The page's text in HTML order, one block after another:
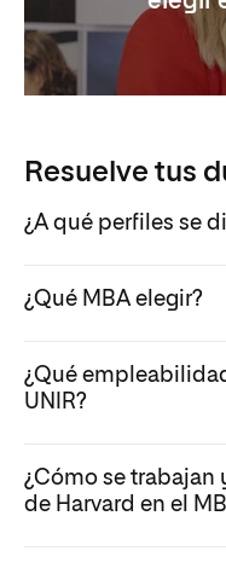
Resuelve tus
¿A qué perfiles se
¿Qué MBA elegir?
¿Qué
UNIR?
¿Cómo se trabajan
de Harvard en el